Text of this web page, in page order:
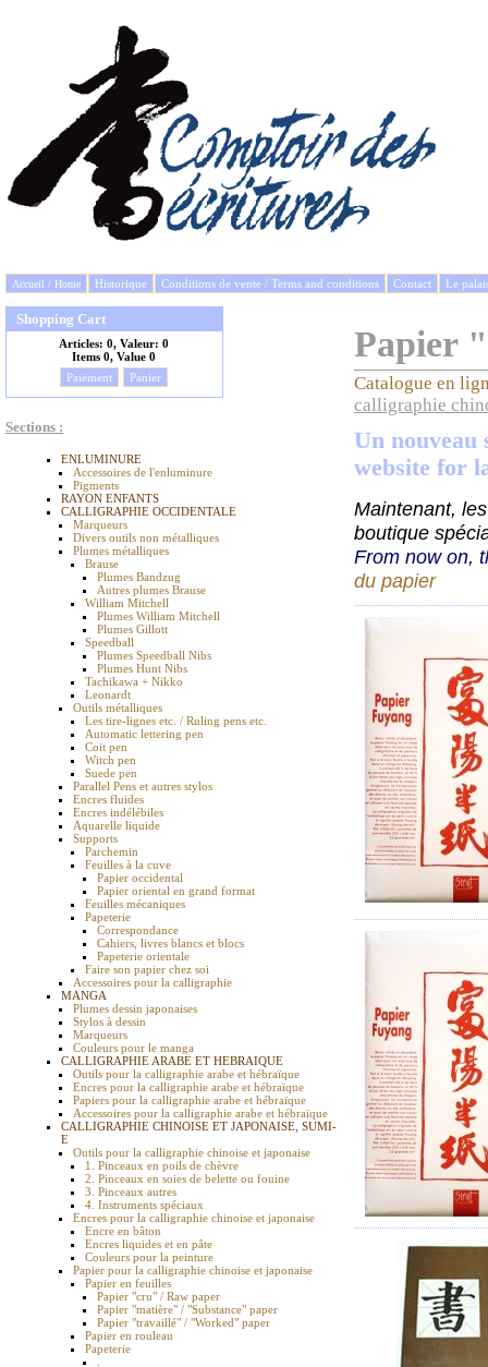
Accueil / Home Historique Conditions de vente / Terms and conditions Contact Le
Shopping Cart
Articles:0, Valeur:0
Items0, Value0
Paiement
Panier
Sections :
ENLUMINURE
Accessoires de l'enluminure
Pigments
RAYON ENFANTS
CALLIGRAPHIE OCCIDENTALE
Marqueurs
Divers outils non métalliques
Plumes métalliques
Brause
Plumes Bandzug
Autres plumes Brause
William Mitchell
Plumes William Mitchell
Plumes Gillott
Speedball
Plumes Speedball Nibs
Plumes Hunt Nibs
Tachikawa + Nikko
Leonardt
Outils métalliques
Les tire-lignes etc. / Ruling pens etc.
Automatic lettering pen
Coit pen
Witch pen
Suede pen
Parallel Pens et autres stylos
Encres fluides
Encres indélébiles
Aquarelle liquide
Supports
Parchemin
Feuilles à la cuve
Papier occidental
Papier oriental en grand format
Feuilles mécaniques
Papeterie
Correspondance
Cahiers, livres blancs et blocs
Papeterie orientale
Faire son papier chez soi
Accessoires pour la calligraphie
MANGA
Plumes dessin japonaises
Stylos à dessin
Marqueurs
Couleurs pour le manga
CALLIGRAPHIE ARABE ET HEBRAIQUE
Outils pour la calligraphie arabe et hébraïque
Encres pour la calligraphie arabe et hébraïque
Papiers pour la calligraphie arabe et hébraïque
Accessoires pour la calligraphie arabe et hébraïque
CALLIGRAPHIE CHINOISE ET JAPONAISE, SUMI-
E
Outils pour la calligraphie chinoise et japonaise
1. Pinceaux en poils de chèvre
2. Pinceaux en soies de belette ou fouine
3. Pinceaux autres
4. Instruments spéciaux
Encres pour la calligraphie chinoise et japonaise
Encre en bâton
Encres liquides et en pâte
Couleurs pour la peinture
Papier pour la calligraphie chinoise et japonaise
Papier en feuilles
Papier "cru" / Raw paper
Papier "matière" / "Substance" paper
Papier "travaillé" / "Worked" paper
Papier en rouleau
Papeterie
Papier
Catalogue en
calligraphie
Un nouveau
website for
Maintenant,
boutique
From now on,
du papier